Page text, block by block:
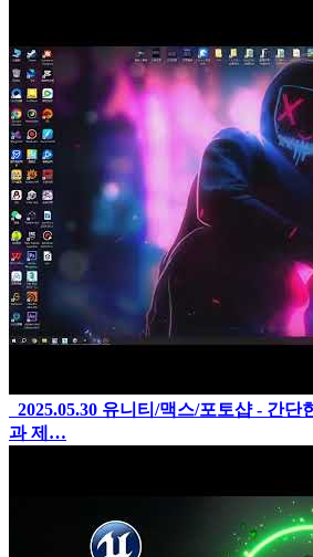
2025.05.30 유니티/맥스/포토샵 - 간단
과 제…